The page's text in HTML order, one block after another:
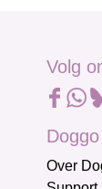
Volg
Doggo
Over